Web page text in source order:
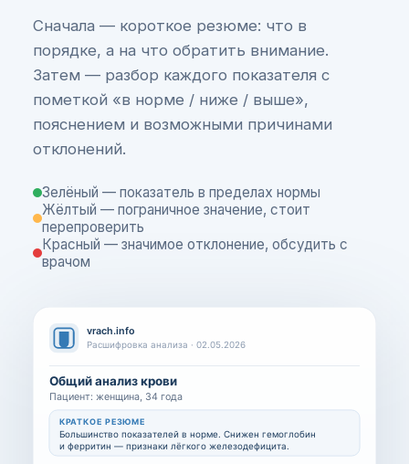
Сначала — короткое резюме: что в
порядке, а на что обратить внимание.
Затем — разбор каждого показателя с
пометкой «в норме / ниже / выше»,
пояснением и возможными причинами
отклонений.
Зелёный — показатель в пределах нормы
Жёлтый — пограничное значение, стоит
перепроверить
Красный — значимое отклонение, обсудить с
врачом
vrach.info
Расшифровка анализа · 02.05.2026
Общий анализ крови
Пациент: женщина, 34 года
КРАТКОЕ РЕЗЮМЕ
Большинство показателей в норме. Снижен гемоглобин
и ферритин — признаки лёгкого железодефицита.